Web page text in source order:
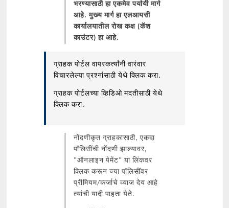
भरण्यासाठी हा एकमेव पर्यायी मार्ग
आहे. मुख्य मार्ग हा एलआयसी
कार्यालयातील रोख कक्ष (कॅश
काउंटर) हा आहे.
ग्राहक पोर्टल वापरकर्त्यांनी वारंवार
विचारलेल्या प्रश्नांसाठी येथे क्लिक करा.
ग्राहक पोर्टलच्या व्हिडिओ मदतीसाठी येथे
क्लिक करा.
नोंदणीकृत ग्राहकासाठी, एकदा
पॉलिसींची नोंदणी झाल्यावर,
"ऑनलाइन पेमेंट" या लिंकवर
क्लिक करून ज्या पॉलिसींवर
प्रीमियम/कर्जाचे व्याज देय आहे
त्यांची यादी पाहता येते.